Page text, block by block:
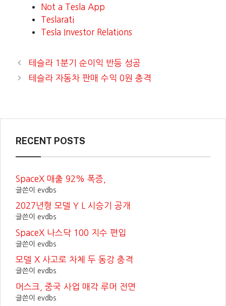
Not a Tesla App
Teslarati
Tesla Investor Relations
테슬라 1분기 순이익 반등 성공
테슬라 자동차 판매 수익 0원 충격
RECENT POSTS
SpaceX 매출 92% 폭증,
글쓴이 evdbs
2027년형 모델 Y L 시승기 공개
글쓴이 evdbs
SpaceX 나스닥 100 지수 편입
글쓴이 evdbs
모델 X 사고로 차체 두 동강 충격
글쓴이 evdbs
머스크, 중국 사업 매각 루머 전면
글쓴이 evdbs